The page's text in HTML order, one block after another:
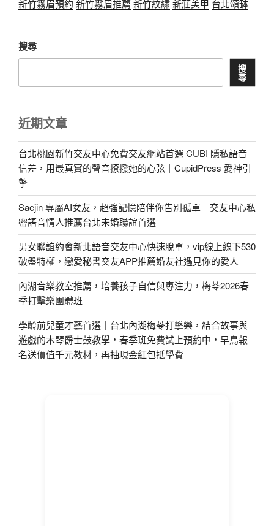
新竹霧眉預約 新竹霧眉推薦 新竹紋繡新莊美甲 台北頌缽
搜尋
搜
尋
近期文章
台北桃園新竹交友中心免費交友網站首選 CUBI 隱私語音
信差，用最真實的聲音撩撥她的心弦｜CupidPress 愛神引
擎
Saejin 專屬AI女友，超強記憶陪伴你告別孤單｜交友中心私
密語音情人推薦台北未婚聯誼首選
男女聯誼約會新北語音交友中心快速脫單，vip線上線下530
破盤特權，戀愛秘書交友APP推薦婚友社遇見你的愛人
內湖音樂教室推薦，培養孩子自信與專注力，梅苓2026春
季打擊樂團體班
學齡前兒童才藝首選｜台北內湖梅苓打擊樂，結合故事與
遊戲的木琴爵士鼓教學，春季班免費試上預約中，早鳥報
名送價值千元教材，再抽現金紅包抵學費